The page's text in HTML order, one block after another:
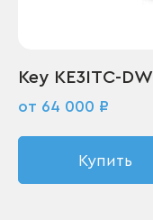
Key KE3ITC-DW
от 64 000 ₽
Купить